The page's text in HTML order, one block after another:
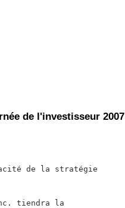
de l'investisseur 2007
de la stratégie
tiendra la